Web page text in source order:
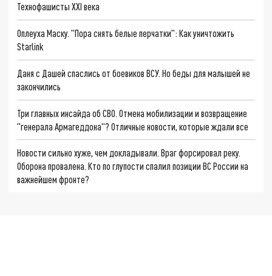
Технофашисты XXI века
Оплеуха Маску. "Пора снять белые перчатки": Как уничтожить
Starlink
Даня с Дашей спаслись от боевиков ВСУ. Но беды для малышей не
закончились
Три главных инсайда об СВО. Отмена мобилизации и возвращение
"генерала Армагеддона"? Отличные новости, которые ждали все
Новости сильно хуже, чем докладывали. Враг форсировал реку.
Оборона провалена. Кто по глупости спалил позиции ВС России на
важнейшем фронте?